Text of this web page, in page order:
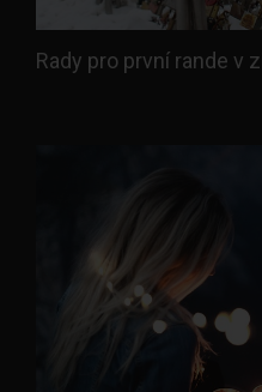
Rady pro první rande v